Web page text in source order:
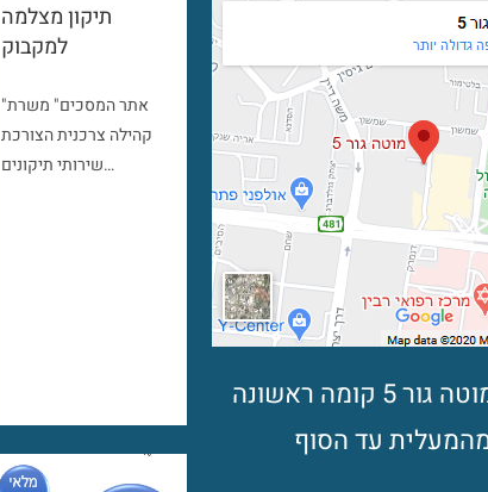
פתח תקווה מוטה גור 5 קומה ראשונה
עד הסוף
תיקון מצלמה
למקבוק
"אתר המסכים" משרת
קהילה צרכנית הצורכת
שירותי תיקונים…